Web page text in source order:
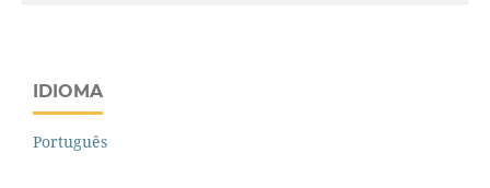
IDIOMA
Português